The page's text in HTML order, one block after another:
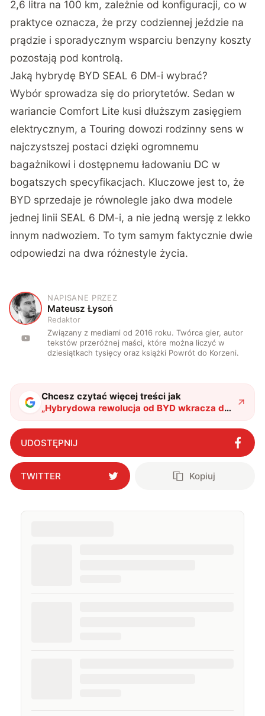
2,6 litra na 100 km, zależnie od konfiguracji, co w
praktyce oznacza, że przy codziennej jeździe na
prądzie i sporadycznym wsparciu benzyny koszty
pozostają pod kontrolą.
Jaką hybrydę BYD SEAL 6 DM-i wybrać?
Wybór sprowadza się do priorytetów. Sedan w
wariancie Comfort Lite kusi dłuższym zasięgiem
elektrycznym, a Touring dowozi rodzinny sens w
najczystszej postaci dzięki ogromnemu
bagażnikowi i dostępnemu ładowaniu DC w
bogatszych specyfikacjach. Kluczowe jest to, że
BYD sprzedaje je równolegle jako dwa modele
jednej linii SEAL 6 DM-i, a nie jedną wersję z lekko
innym nadwoziem. To tym samym faktycznie dwie
odpowiedzi na dwa różnestyle życia.
M
NAPISANE PRZEZ
Mateusz Łysoń
Redaktor
Związany z mediami od 2016 roku. Twórca gier, autor
tekstów przeróżnej maści, które można liczyć w
dziesiątkach tysięcy oraz książki Powrót do Korzeni.
Chcesz czytać więcej treści jak
„Hybrydowa rewolucja od BYD wkracza do
Europy. SEAL 6 DM-i łączy zalety
elektryków i spalinówek"?
UDOSTĘPNIJ
TWITTER Kopiuj